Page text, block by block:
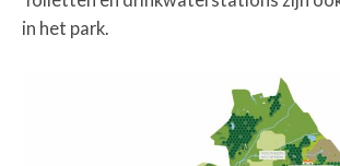
in het park.